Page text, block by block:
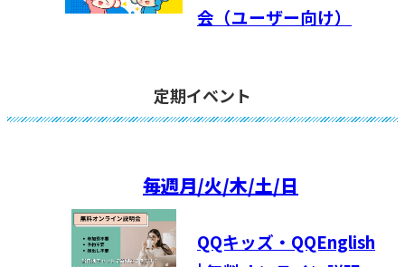
会（ユーザー向け）
定期イベント
毎週月/火/木/土/日
QQキッズ・QQEnglish